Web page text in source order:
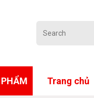
Trang chủ